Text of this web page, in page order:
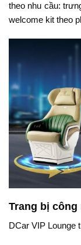
theo nhu cầu:
welcome kit theo
Trang bị công
DCar VIP Lounge